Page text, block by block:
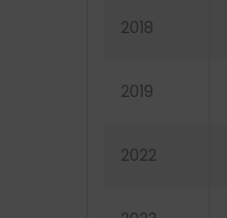
2018
2019
2022